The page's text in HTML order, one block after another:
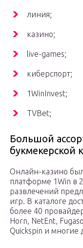
линия;
казино;
live-games;
киберспорт;
1WinInvest;
TVBet;
Большой
букмекерской
Онлайн-казино
платформе 1Win в
развлечений
игр. В каталоге
более 40
Horn, NetEnt,
Quickspin и многие